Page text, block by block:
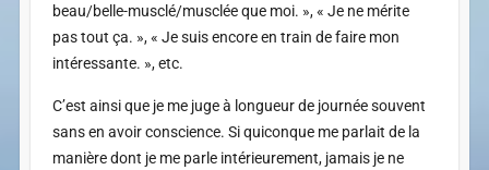
beau/belle-musclé/musclée que moi. », « Je ne mérite
pas tout ça. », « Je suis encore en train de faire mon
intéressante. », etc.
C’est ainsi que je me juge à longueur de journée souvent
sans en avoir conscience. Si quiconque me parlait de la
manière dont je me parle intérieurement, jamais je ne